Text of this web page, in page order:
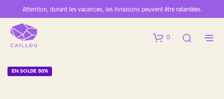
Attention, durant les vacances, les livraisons peuvent être ratardées.
0
EN SOLDE 50%